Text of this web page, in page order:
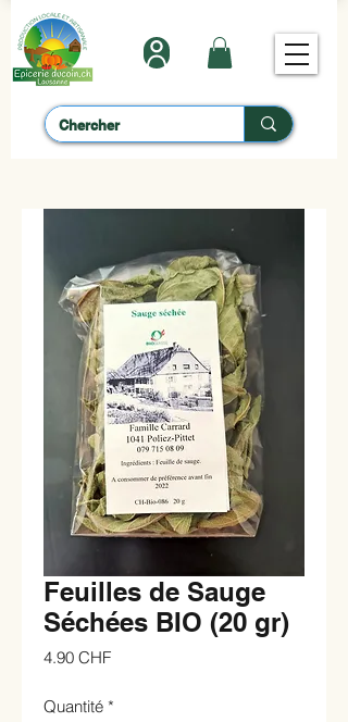
Feuilles de Sauge
Séchées BIO (20 gr)
4.90 CHFPrix
Quantité *